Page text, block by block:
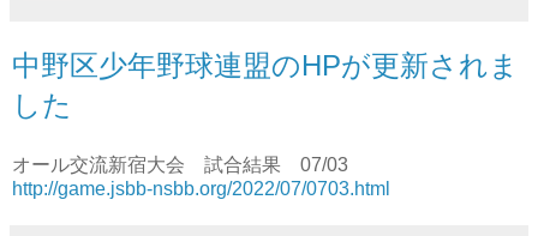
中野区少年野球連盟のHPが更新されま
した
オール交流新宿大会 試合結果 07/03
http://game.jsbb-nsbb.org/2022/07/0703.html